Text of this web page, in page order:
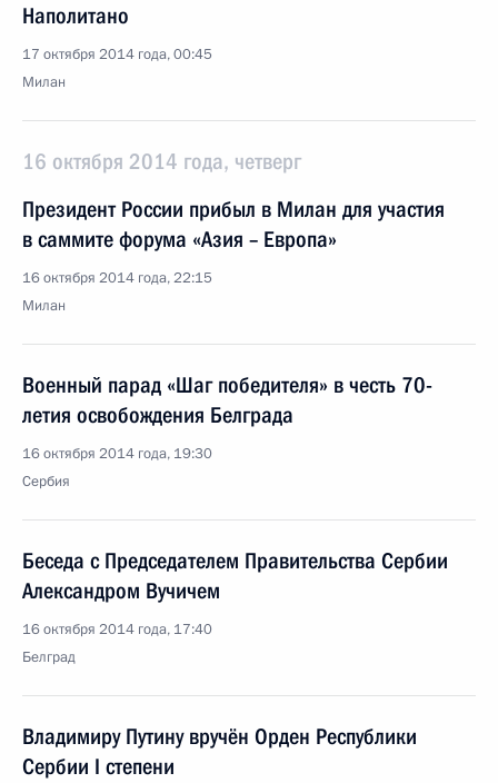
Наполитано
17 октября 2014 года, 00:45
Милан
16 октября 2014 года, четверг
Президент России прибыл в Милан для участия
в саммите форума «Азия – Европа»
16 октября 2014 года, 22:15
Милан
Военный парад «Шаг победителя» в честь 70-
летия освобождения Белграда
16 октября 2014 года, 19:30
Сербия
Беседа с Председателем Правительства Сербии
Александром Вучичем
16 октября 2014 года, 17:40
Белград
Владимиру Путину вручён Орден Республики
Сербии I степени